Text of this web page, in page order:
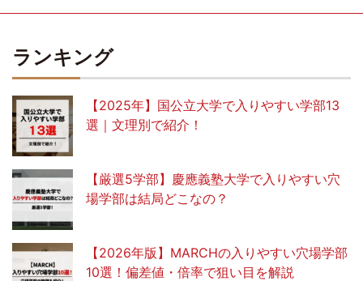
ランキング
【2025年】国公立大学で入りやすい学部13
選｜文理別で紹介！
【厳選5学部】慶應義塾大学で入りやすい穴
場学部は結局どこなの？
【2026年版】MARCHの入りやすい穴場学部
10選！偏差値・倍率で狙い目を解説